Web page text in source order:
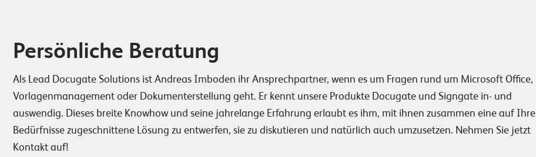
Persönliche Beratung
Als Lead Docugate Solutions ist Andreas Imboden ihr Ansprechpartner, wenn es um Fragen rund um Microsoft Office,
Vorlagenmanagement oder Dokumenterstellung geht. Er kennt unsere Produkte Docugate und Signgate in- und
auswendig. Dieses breite Knowhow und seine jahrelange Erfahrung erlaubt es ihm, mit ihnen zusammen eine auf Ihre
Bedürfnisse zugeschnittene Lösung zu entwerfen, sie zu diskutieren und natürlich auch umzusetzen. Nehmen Sie jetzt
Kontakt auf!